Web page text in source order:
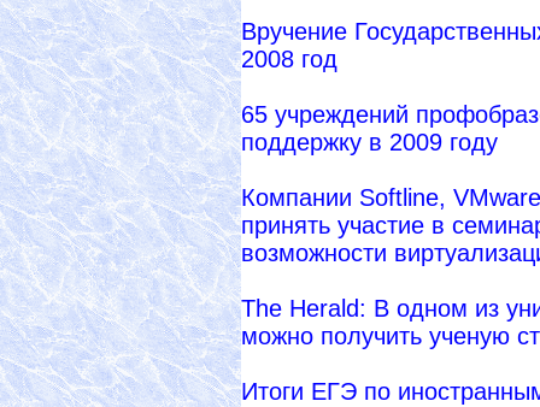
Вручение
2008 год
65 учреждений
поддержку в 2009 году
Компании Softline,
принять участие в
возможности
The Herald: В одном из
можно получить ученую
Итоги ЕГЭ по